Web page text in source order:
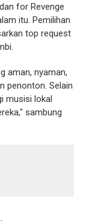
for Revenge
itu. Pemilihan
top request
aman, nyaman,
penonton. Selain
musisi lokal
sambung